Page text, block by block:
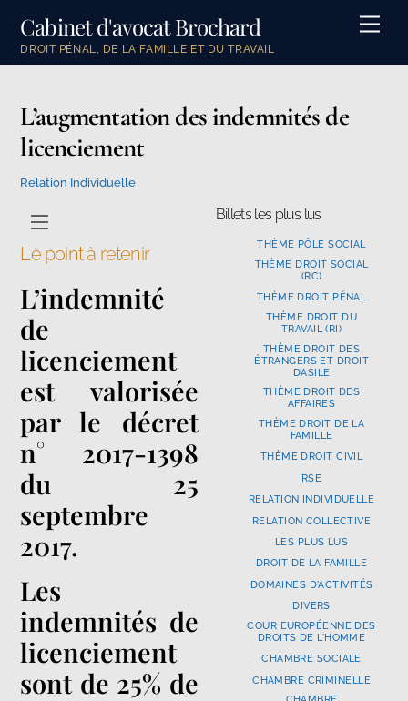
content
Cabinet d'avocat Brochard
DROIT PÉNAL, DE LA FAMILLE ET DU TRAVAIL
L’augmentation des indemnités de
licenciement
Relation Individuelle
Menu
Le point à retenir
L’indemnité
de
licenciement
est valorisée
par le décret
n° 2017-1398
du 25
septembre
2017.
Les
indemnités de
licenciement
sont de 25% de
Billets les plus lus
THÈME PÔLE SOCIAL
THÈME DROIT SOCIAL
(RC)
THÈME DROIT PÉNAL
THÈME DROIT DU
TRAVAIL (RI)
THÈME DROIT DES
ÉTRANGERS ET DROIT
D’ASILE
THÈME DROIT DES
AFFAIRES
THÈME DROIT DE LA
FAMILLE
THÈME DROIT CIVIL
RSE
RELATION INDIVIDUELLE
RELATION COLLECTIVE
LES PLUS LUS
DROIT DE LA FAMILLE
DOMAINES D'ACTIVITÉS
DIVERS
COUR EUROPÉENNE DES
DROITS DE L'HOMME
CHAMBRE SOCIALE
CHAMBRE CRIMINELLE